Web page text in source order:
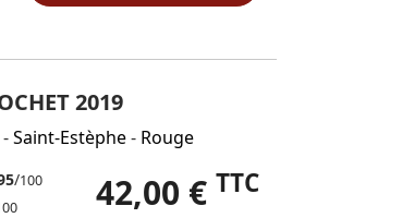
2019
-Saint-Estèphe- Rouge
/100 42,00 € TTC